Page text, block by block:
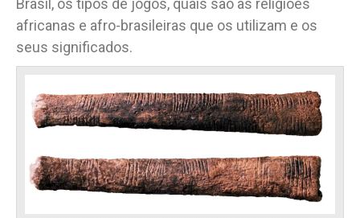
Brasil, os tipos de jogos, quais são as religiões
africanas e afro-brasileiras que os utilizam e os
seus significados.